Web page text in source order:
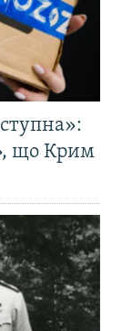
що Крим